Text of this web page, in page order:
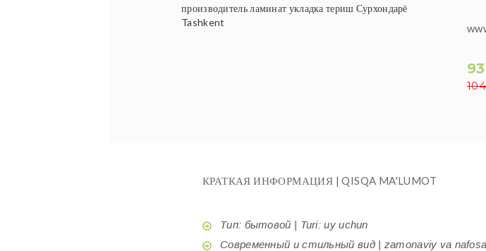
КРАТКАЯ ИНФОРМАЦИЯ | QISQA MA'LUMOT
Тип: бытовой | Turi: uy uchun
Современный и стильный вид | zamonaviy va